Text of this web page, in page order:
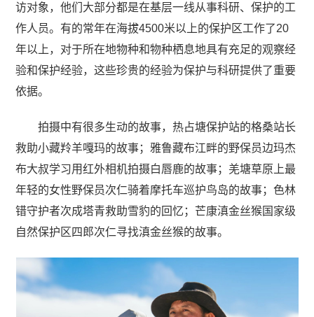
访对象，他们大部分都是在基层一线从事科研、保护的工
作人员。有的常年在海拔4500米以上的保护区工作了20
年以上，对于所在地物种和物种栖息地具有充足的观察经
验和保护经验，这些珍贵的经验为保护与科研提供了重要
依据。
拍摄中有很多生动的故事，热占塘保护站的格桑站长
救助小藏羚羊嘎玛的故事；雅鲁藏布江畔的野保员边玛杰
布大叔学习用红外相机拍摄白唇鹿的故事；羌塘草原上最
年轻的女性野保员次仁骑着摩托车巡护鸟岛的故事；色林
错守护者次成塔青救助雪豹的回忆；芒康滇金丝猴国家级
自然保护区四郎次仁寻找滇金丝猴的故事。